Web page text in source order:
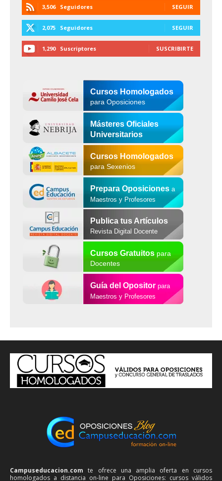
3,506 Seguidores SEGUIR
2,075 Seguidores SEGUIR
1,290 Suscriptores SUSCRIBIRTE
Cursos Homologados
para Oposiciones
Másteres Oficiales
Universitarios
Cursos Homologados
para Sexenios
Prepara Oposiciones a
Maestros y Profesores
Publica tus Artículos
Revista Digital Docente
Cursos Gratuitospara
Docentes
Guía del Opositor para
Maestros y Profesores
Campuseducacion.com te ofrece una amplia oferta en cursos
homologados a distancia on-line para Oposiciones: cursos válidos